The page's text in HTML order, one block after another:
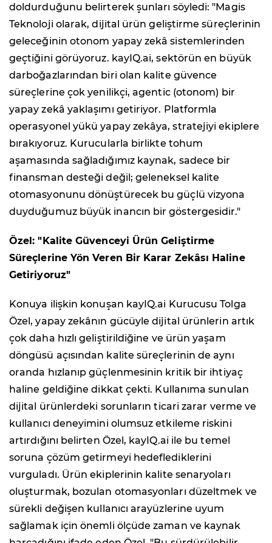
doldurduğunu belirterek şunları söyledi: "Magis
Teknoloji olarak, dijital ürün geliştirme süreçlerinin
geleceğinin otonom yapay zekâ sistemlerinden
geçtiğini görüyoruz. kayIQ.ai, sektörün en büyük
darboğazlarından biri olan kalite güvence
süreçlerine çok yenilikçi, agentic (otonom) bir
yapay zekâ yaklaşımı getiriyor. Platformla
operasyonel yükü yapay zekâya, stratejiyi ekiplere
bırakıyoruz. Kurucularla birlikte tohum
aşamasında sağladığımız kaynak, sadece bir
finansman desteği değil; geleneksel kalite
otomasyonunu dönüştürecek bu güçlü vizyona
duyduğumuz büyük inancın bir göstergesidir."
Özel: "Kalite Güvenceyi Ürün Geliştirme
Süreçlerine Yön Veren Bir Karar Zekâsı Haline
Getiriyoruz"
Konuya ilişkin konuşan kayIQ.ai Kurucusu Tolga
Özel, yapay zekânın gücüyle dijital ürünlerin artık
çok daha hızlı geliştirildiğine ve ürün yaşam
döngüsü açısından kalite süreçlerinin de aynı
oranda hızlanıp güçlenmesinin kritik bir ihtiyaç
haline geldiğine dikkat çekti. Kullanıma sunulan
dijital ürünlerdeki sorunların ticari zarar verme ve
kullanıcı deneyimini olumsuz etkileme riskini
artırdığını belirten Özel, kayIQ.ai ile bu temel
soruna çözüm getirmeyi hedeflediklerini
vurguladı. Ürün ekiplerinin kalite senaryoları
oluşturmak, bozulan otomasyonları düzeltmek ve
sürekli değişen kullanıcı arayüzlerine uyum
sağlamak için önemli ölçüde zaman ve kaynak